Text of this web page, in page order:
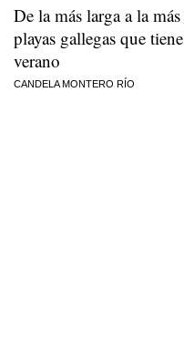
De la más larga a la
playas gallegas que
verano
CANDELA MONTERO RÍO